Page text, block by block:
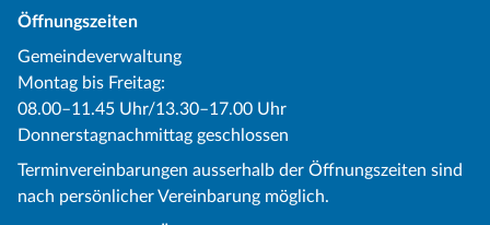
Öffnungszeiten
Gemeindeverwaltung
Montag bis Freitag:
08.00–11.45 Uhr/13.30–17.00 Uhr
Donnerstagnachmittag geschlossen
Terminvereinbarungen ausserhalb der Öffnungszeiten sind
nach persönlicher Vereinbarung möglich.